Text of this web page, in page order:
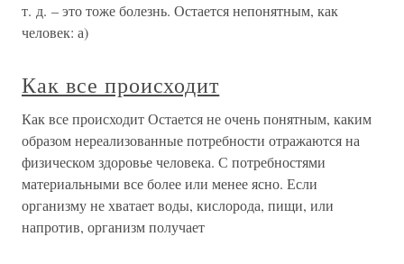
т. д. – это тоже болезнь. Остается непонятным, как
человек: а)
Как все происходит
Как все происходит Остается не очень понятным, каким
образом нереализованные потребности отражаются на
физическом здоровье человека. С потребностями
материальными все более или менее ясно. Если
организму не хватает воды, кислорода, пищи, или
напротив, организм получает